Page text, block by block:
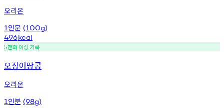
오리온
1 인분 (100g)
496kcal
5천회 이상기록
오징어땅콩
오리온
1 인분 (98g)